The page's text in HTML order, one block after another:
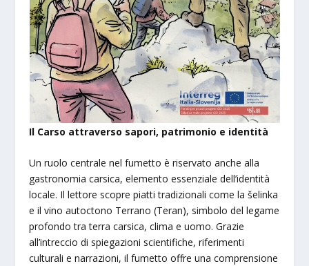
Il Carso attraverso sapori, patrimonio e identità
Un ruolo centrale nel fumetto è riservato anche alla
gastronomia carsica, elemento essenziale dell’identità
locale. Il lettore scopre piatti tradizionali come la šelinka
e il vino autoctono Terrano (Teran), simbolo del legame
profondo tra terra carsica, clima e uomo. Grazie
all’intreccio di spiegazioni scientifiche, riferimenti
culturali e narrazioni, il fumetto offre una comprensione